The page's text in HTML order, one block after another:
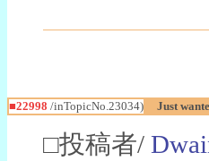
■22998 /inTopicNo.23034) Just
□投稿者/